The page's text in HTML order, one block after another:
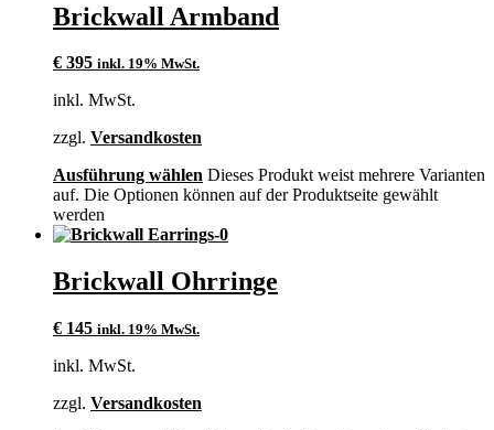
Brickwall Armband
€ 395 inkl. 19% MwSt.
inkl. MwSt.
zzgl. Versandkosten
Ausführung wählen Dieses Produkt weist mehrere Varianten
auf. Die Optionen können auf der Produktseite gewählt
werden
Brickwall Ohrringe
€ 145 inkl. 19% MwSt.
inkl. MwSt.
zzgl. Versandkosten